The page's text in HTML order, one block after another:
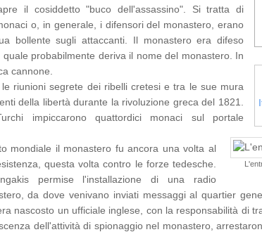
il cosiddetto "buco dell'assassino". Si tratta di
o, in generale, i difensori del monastero, erano
bollente sugli attaccanti. Il monastero era difeso
probabilmente deriva il nome del monastero. In
cannone.
riunioni segrete dei ribelli cretesi e tra le sue mura
della libertà durante la rivoluzione greca del 1821.
impiccarono quattordici monaci sul portale
mondiale il monastero fu ancora una volta al
questa volta contro le forze tedesche.
permise l'installazione di una radio
da dove venivano inviati messaggi al quartier
nascosto un ufficiale inglese, con la responsabilità di
dell'attività di spionaggio nel monastero,